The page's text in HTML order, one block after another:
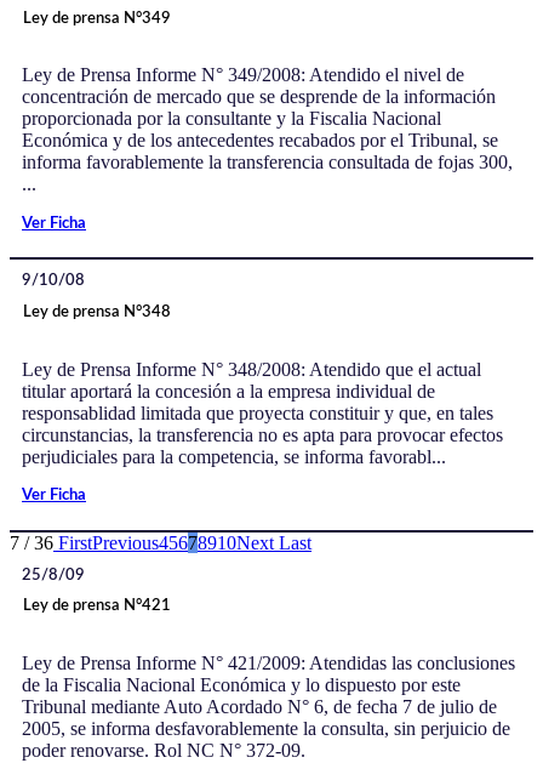
Ley de prensa N°349
Ley de Prensa Informe N° 349/2008: Atendido el nivel de
concentración de mercado que se desprende de la información
proporcionada por la consultante y la Fiscalia Nacional
Económica y de los antecedentes recabados por el Tribunal, se
informa favorablemente la transferencia consultada de fojas 300,
...
Ver Ficha
9/10/08
Ley de prensa N°348
Ley de Prensa Informe N° 348/2008: Atendido que el actual
titular aportará la concesión a la empresa individual de
responsablidad limitada que proyecta constituir y que, en tales
circunstancias, la transferencia no es apta para provocar efectos
perjudiciales para la competencia, se informa favorabl...
Ver Ficha
7 / 36 FirstPrevious45678910Next Last
25/8/09
Ley de prensa N°421
Ley de Prensa Informe N° 421/2009: Atendidas las conclusiones
de la Fiscalia Nacional Económica y lo dispuesto por este
Tribunal mediante Auto Acordado N° 6, de fecha 7 de julio de
2005, se informa desfavorablemente la consulta, sin perjuicio de
poder renovarse. Rol NC N° 372-09.